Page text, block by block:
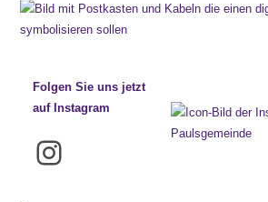
Folgen Sie uns jetzt
auf Instagram
Instagram